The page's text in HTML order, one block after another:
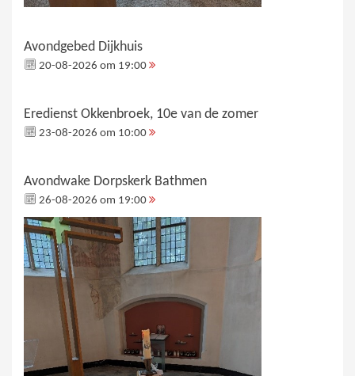
Avondgebed Dijkhuis
20-08-2026 om 19:00
Eredienst Okkenbroek, 10e van de zomer
23-08-2026 om 10:00
Avondwake Dorpskerk Bathmen
26-08-2026 om 19:00